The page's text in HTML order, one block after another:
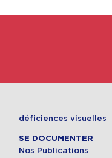
déficiences visuelles
SE DOCUMENTER
Nos Publications